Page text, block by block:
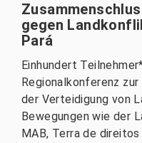
gegen
Pará
Einhundert
Regionalkonferenz
der Verteidigung von
Bewegungen wie der
MAB, Terra de